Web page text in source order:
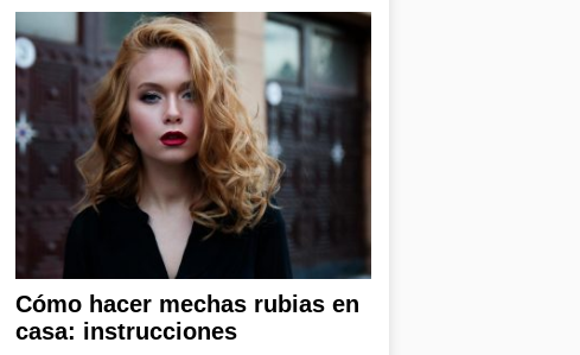
Cómo hacer mechas rubias en
casa: instrucciones